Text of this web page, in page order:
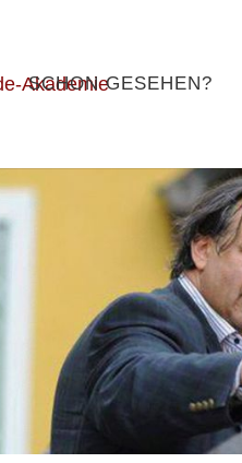
SCHON GESEHEN?